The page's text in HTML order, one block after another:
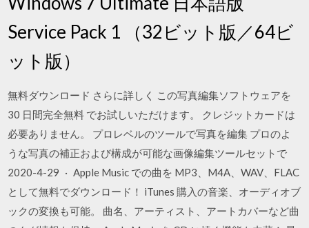
Service Pack 1 （32ビット版／64ビ
ット版）
無料ダウンロード さらに詳しく この写真編集ソフトウェアを
30 日間完全無料 でお試しいただけます。 クレジットカードは
必要ありません。 プロレベルのツールで写真を編集 プロのよ
うな写真の補正および構成が可能な画像編集ツールセットで
2020-4-29 · Apple Music での曲を MP3、M4A、WAV、FLAC
として無料でダウンロード！ iTunes 購入の音楽、オーディオブ
ックの変換も可能。 曲名、アーティスト、アートカバーなど曲